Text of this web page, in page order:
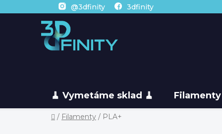
na
@3dfinity 3dfinity
🧹 Vymetáme sklad 🧹 Filamenty
Domov
/ Filamenty / PLA+